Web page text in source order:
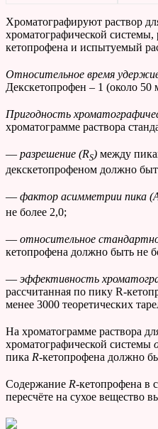
Хроматографируют раствор
хроматографической системы,
кетопрофена и испытуемый
Относительное время
Декскетопрофен – 1 (около 50
Пригодность
хроматограмме раствора
— разрешение (RS) между
декскетопрофеном должно
— фактор асимметрии пика (
не более 2,0;
— относительное
кетопрофена должно быть не
— эффективность
рассчитанная по пику R-
менее 3000 теоретических
На хроматограмме раствора
хроматографической системы
пика R-кетопрофена должно
Содержание R-кетопрофена в
пересчёте на сухое вещество